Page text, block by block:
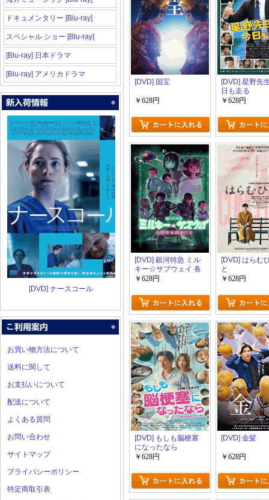
ドキュメンタリー [Blu-ray]
スペシャル ショー [Blu-ray]
[Blu-ray] 日本ドラマ
[Blu-ray] アメリカドラマ
[DVD] ナースコール
お買い物方法について
送料に関して
お支払いについて
配送について
よくある質問
お問い合わせ
サイトマップ
プライバシーポリシー
特定商取引表
[DVD] 国宝
￥628円
[DVD] 星野先
日も走る
￥628円
[DVD] 銀河特急 ミル
キー☆サブウェイ 各
駅停車劇場行き
￥628円
[DVD] はらむ
と
￥628円
[DVD] もしも脳梗塞
になったなら
￥628円
[DVD] 金髪
￥628円